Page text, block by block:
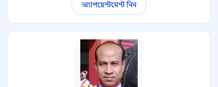
অ্যাপয়েন্টমেন্ট নিন